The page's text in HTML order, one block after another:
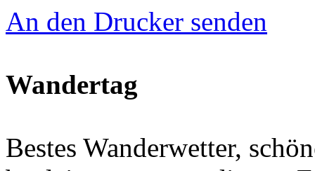
An den Drucker senden
Wandertag
Bestes Wanderwetter,